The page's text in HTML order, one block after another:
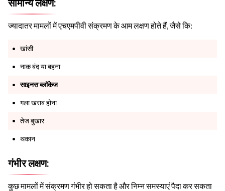
ज्यादातर मामलों में एचएमपीवी संक्रमण के आम लक्षण होते हैं, जैसे कि:
खांसी
नाक बंद या बहना
साइनसब्लॉकेज
गला खराब होना
तेज बुखार
थकान
गंभीर लक्षण:
कुछ मामलों में संक्रमण गंभीर हो सकता है और निम्न समस्याएं पैदा कर सकता